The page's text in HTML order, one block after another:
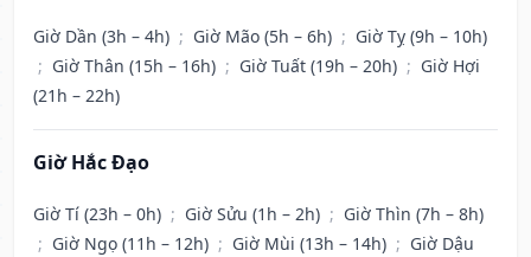
Giờ Dần (3h – 4h) ; Giờ Mão (5h – 6h) ; Giờ Tỵ (9h – 10h)
; Giờ Thân (15h – 16h) ; Giờ Tuất (19h – 20h) ; Giờ Hợi
(21h – 22h)
Giờ Hắc Đạo
Giờ Tí (23h – 0h) ; Giờ Sửu (1h – 2h) ; Giờ Thìn (7h – 8h)
; Giờ Ngọ (11h – 12h) ; Giờ Mùi (13h – 14h) ; Giờ Dậu